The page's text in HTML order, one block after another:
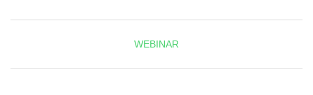
WEBINAR